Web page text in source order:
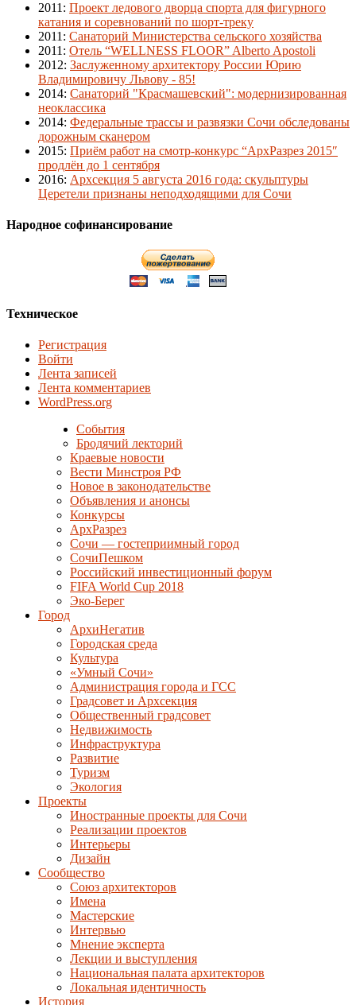
2011 : Проект ледового дворца спорта для фигурного
катания и соревнований по шорт-треку
2011 : Санаторий Министерства сельского хозяйства
2011 : Отель “WELLNESS FLOOR” Alberto Apostoli
2012: Заслуженному архитектору России Юрию
Владимировичу Львову - 85!
2014: Санаторий "Красмашевский": модернизированная
неоклассика
2014: Федеральные трассы и развязки Сочи обследованы
дорожным сканером
2015: Приём работ на смотр-конкурс “АрхРазрез 2015″
продлён до 1 сентября
2016: Архсекция 5 августа 2016 года: скульптуры
Церетели признаны неподходящими для Сочи
Народное софинансирование
Техническое
Регистрация
Войти
Лента записей
Лента комментариев
WordPress.org
События
Бродячий лекторий
Краевые новости
Вести Минстроя РФ
Новое в законодательстве
Объявления и анонсы
Конкурсы
АрхРазрез
Сочи — гостеприимный город
СочиПешком
Российский инвестиционный форум
FIFA World Cup 2018
Эко-Берег
Город
АрхиНегатив
Городская среда
Культура
«Умный Сочи»
Администрация города и ГСС
Градсовет и Архсекция
Общественный градсовет
Недвижимость
Инфраструктура
Развитие
Туризм
Экология
Проекты
Иностранные проекты для Сочи
Реализации проектов
Интерьеры
Дизайн
Сообщество
Союз архитекторов
Имена
Мастерские
Интервью
Мнение эксперта
Лекции и выступления
Национальная палата архитекторов
Локальная идентичность
История